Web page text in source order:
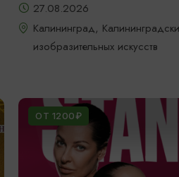
27.08.2026
Калининград,
изобразительных искусств
ОТ 1200₽